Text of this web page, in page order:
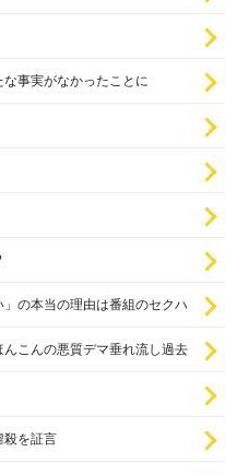
事実がなかったことに
の本当の理由は番組のセクハ
こんの悪質デマ垂れ流し過去
殺を証言